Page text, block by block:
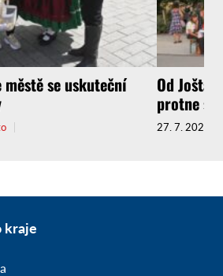
se uskuteční
Od Jošta
protne
27. 7. 2026
kraje